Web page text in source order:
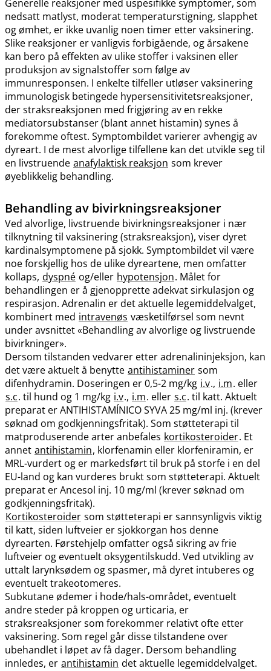
Generelle reaksjoner med uspesifikke symptomer, som
nedsatt matlyst, moderat temperaturstigning, slapphet
og ømhet, er ikke uvanlig noen timer etter vaksinering.
Slike reaksjoner er vanligvis forbigående, og årsakene
kan bero på effekten av ulike stoffer i vaksinen eller
produksjon av signalstoffer som følge av
immunresponsen. I enkelte tilfeller utløser vaksinering
immunologisk betingede hypersensitivitetsreaksjoner,
der straksreaksjonen med frigjøring av en rekke
mediatorsubstanser (blant annet histamin) synes å
forekomme oftest. Symptombildet varierer avhengig av
dyreart. I de mest alvorlige tilfellene kan det utvikle seg til
en livstruende anafylaktisk reaksjon som krever
øyeblikkelig behandling.
Behandling av bivirkningsreaksjoner
Ved alvorlige, livstruende bivirkningsreaksjoner i nær
tilknytning til vaksinering (straksreaksjon), viser dyret
kardinalsymptomene på sjokk. Symptombildet vil være
noe forskjellig hos de ulike dyreartene, men omfatter
kollaps, dyspné og​/​eller hypotensjon. Målet for
behandlingen er å gjenopprette adekvat sirkulasjon og
respirasjon. Adrenalin er det aktuelle legemiddelvalget,
kombinert med intravenøs væsketilførsel som nevnt
under avsnittet «Behandling av alvorlige og livstruende
bivirkninger».
Dersom tilstanden vedvarer etter adrenalininjeksjon, kan
det være aktuelt å benytte antihistaminer som
difenhydramin. Doseringen er 0,5-2 mg/kg i.v., i.m. eller
s.c. til hund og 1 mg/kg i.v., i.m. eller s.c. til katt. Aktuelt
preparat er ANTIHISTAMÍNICO SYVA 25 mg/ml inj. (krever
søknad om godkjenningsfritak). Som støtteterapi til
matproduserende arter anbefales kortikosteroider. Et
annet antihistamin, klorfenamin eller klorfeniramin, er
MRL-vurdert og er markedsført til bruk på storfe i en del
EU-land og kan vurderes brukt som støtteterapi. Aktuelt
preparat er Ancesol inj. 10 mg/ml (krever søknad om
godkjenningsfritak).
Kortikosteroider som støtteterapi er sannsynligvis viktig
til katt, siden luftveier er sjokkorgan hos denne
dyrearten. Førstehjelp omfatter også sikring av frie
luftveier og eventuelt oksygentilskudd. Ved utvikling av
uttalt larynksødem og spasmer, må dyret intuberes og
eventuelt trakeotomeres.
Subkutane ødemer i hode​/​hals-området, eventuelt
andre steder på kroppen og urticaria, er
straksreaksjoner som forekommer relativt ofte etter
vaksinering. Som regel går disse tilstandene over
ubehandlet i løpet av få dager. Dersom behandling
innledes, er antihistamin det aktuelle legemiddelvalget.